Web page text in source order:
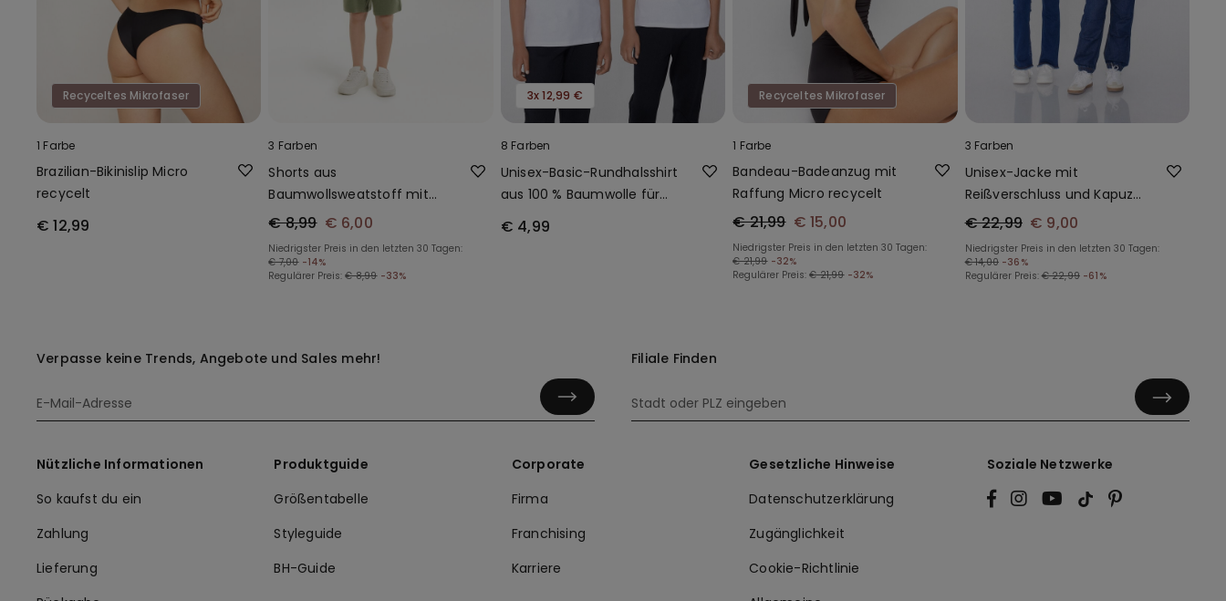
Recyceltes Mikrofaser
1 Farbe
Brazilian-Bikinislip Micro
recycelt
€ 12,99
3 Farben
Shorts aus
Baumwollsweatstoff mit
Taschen für Jungen
€ 8,99 € 6,00
Niedrigster Preis in den letzten 30 Tagen:
€ 7,00 -14%
Regulärer Preis:€ 8,99 -33%
3x 12,99 €
8 Farben
Unisex-Basic-Rundhalsshirt
aus 100 % Baumwolle für
Kinder
€ 4,99
Recyceltes Mikrofaser
1 Farbe
Bandeau-Badeanzug mit
Raffung Micro recycelt
€ 21,99 € 15,00
Niedrigster Preis in den letzten 30 Tagen:
€ 21,99 -32%
Regulärer Preis:€ 21,99 -32%
3 Farben
Unisex-Jacke mit
Reißverschluss und Kapuze
aus Funktionsgewebe für
€ 22,99 € 9,00
Niedrigster Preis in den letzten 30 Tagen:
€ 14,00 -36%
Regulärer Preis:€ 22,99 -61%
Verpasse keine Trends, Angebote und Sales mehr! Filiale Finden
Nützliche Informationen
So kaufst du ein
Zahlung
Lieferung
Produktguide
Größentabelle
Styleguide
BH-Guide
Corporate
Firma
Franchising
Karriere
Gesetzliche Hinweise
Datenschutzerklärung
Zugänglichkeit
Cookie-Richtlinie
Soziale Netzwerke